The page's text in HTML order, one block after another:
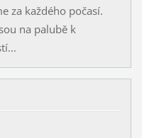
za každého počasí.
na palubě k